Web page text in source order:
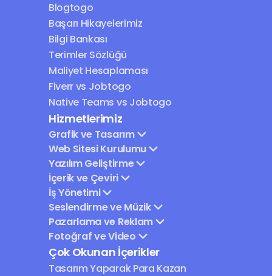
Blogtogo
Başarı Hikayelerimiz
Bilgi Bankası
Terimler Sözlüğü
Maliyet Hesaplaması
Fiverr vs Jobtogo
Native Teams vs Jobtogo
Hizmetlerimiz
Grafik ve Tasarım
Web Sitesi Kurulumu
Yazılım Geliştirme
İçerik ve Çeviri
İş Yönetimi
Seslendirme ve Müzik
Pazarlama ve Reklam
Fotoğraf ve Video
Çok Okunan İçerikler
Tasarım Yaparak Para Kazan